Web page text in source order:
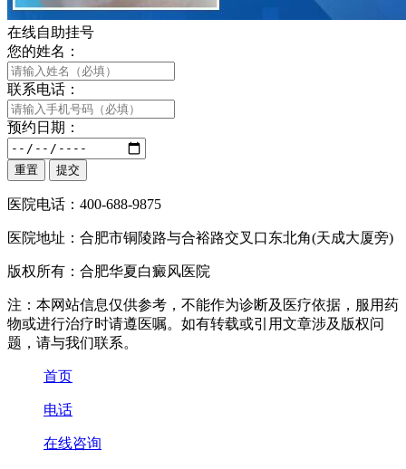
在线自助挂号
您的姓名：
联系电话：
预约日期：
医院电话：400-688-9875
医院地址：合肥市铜陵路与合裕路交叉口东北角(天成大厦旁)
版权所有：合肥华夏白癜风医院
注：本网站信息仅供参考，不能作为诊断及医疗依据，服用药
物或进行治疗时请遵医嘱。如有转载或引用文章涉及版权问
题，请与我们联系。
首页
电话
在线咨询